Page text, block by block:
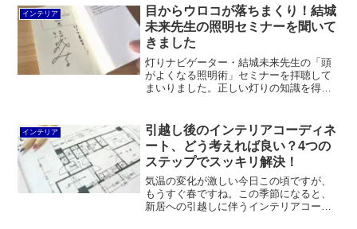
ラーコーディネート術を紹介しましょ
う。
インテリア
目からウロコが落ちまくり！結城
未来先生の照明セミナーを聞いて
きました
灯りナビゲーター・結城未来先生の「頭
がよくなる照明術」セミナーを拝聴して
まいりました。正しい灯りの知識を得て
素晴らしいです。インテリアや収納だけ
でなく、睡眠や学習、仕事など、幅広く
活用できるはずです。
インテリア
引越し後のインテリアコーディネ
ート、どう考えれば良い？4つの
ステップでスッキリ解決！
気温の変化が激しい今日この頃ですが、
もうすぐ春ですね。この季節になると、
新居への引越しに伴うインテリアコーデ